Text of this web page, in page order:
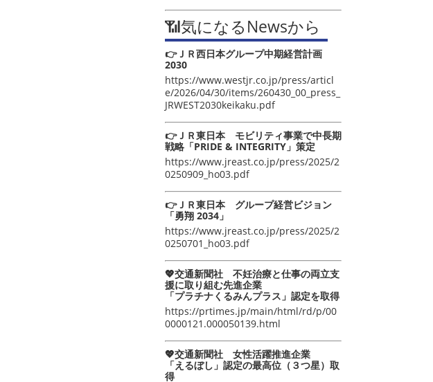
📶気になるNewsから
👉ＪＲ西日本グループ中期経営計画
2030
https://www.westjr.co.jp/press/articl
e/2026/04/30/items/260430_00_press_
JRWEST2030keikaku.pdf
👉ＪＲ東日本 モビリティ事業で中長期
戦略「PRIDE & INTEGRITY」策定
https://www.jreast.co.jp/press/2025/2
0250909_ho03.pdf
👉ＪＲ東日本 グループ経営ビジョン
「勇翔 2034」
https://www.jreast.co.jp/press/2025/2
0250701_ho03.pdf
💖交通新聞社 不妊治療と仕事の両立支
援に取り組む先進企業
「プラチナくるみんプラス」認定を取得
https://prtimes.jp/main/html/rd/p/00
0000121.000050139.html
💖交通新聞社 女性活躍推進企業
「えるぼし」認定の最高位（３つ星）取
得